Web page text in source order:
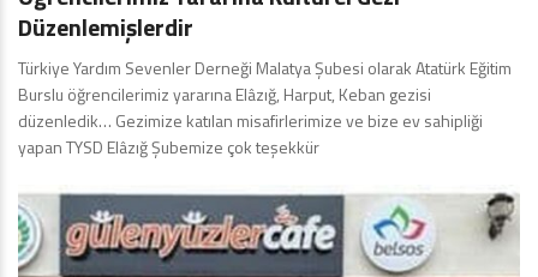
Düzenlemişlerdir
Türkiye Yardım Sevenler Derneği Malatya Şubesi olarak Atatürk Eğitim
Burslu öğrencilerimiz yararına Elâzığ, Harput, Keban gezisi
düzenledik… Gezimize katılan misafirlerimize ve bize ev sahipliği
yapan TYSD Elâzığ Şubemize çok teşekkür